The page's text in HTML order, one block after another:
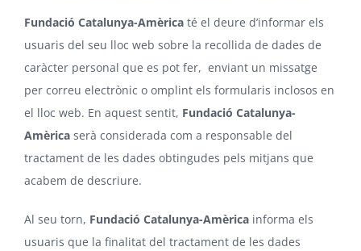
Fundació Catalunya-Amèrica té el deure d’informar els
usuaris del seu lloc web sobre la recollida de dades de
caràcter personal que es pot fer, enviant un missatge
per correu electrònic o omplint els formularis inclosos en
el lloc web. En aquest sentit, Fundació Catalunya-
Amèrica serà considerada com a responsable del
tractament de les dades obtingudes pels mitjans que
acabem de descriure.
Al seu torn, Fundació Catalunya-Amèrica informa els
usuaris que la finalitat del tractament de les dades